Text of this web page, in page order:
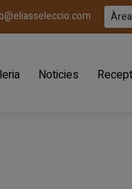
(current)
Noticies